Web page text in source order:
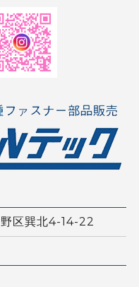
区巽北4-14-22